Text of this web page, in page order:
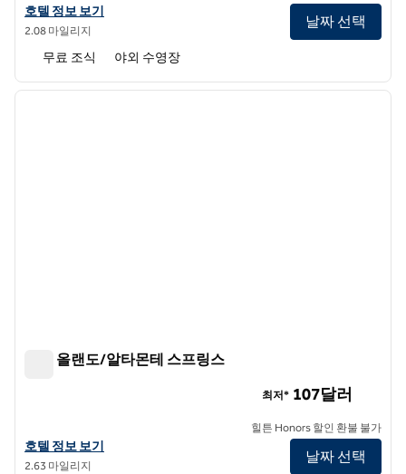
홈우드 스위트 바이 힐튼 올랜도-메이틀랜드의 호텔 정보 보기
호텔 정보 보기
2.08 마일리지
날짜 선택
무료 조식 야외 수영장
1/12
다음
힐튼 올랜도/알타몬테 스프링스
힐튼 올랜도/알타몬테 스프링스의 호텔 정보 보기
호텔 정보 보기
2.63 마일리지
최저* 107달러
힐튼 Honors 할인 환불 불가
날짜 선택